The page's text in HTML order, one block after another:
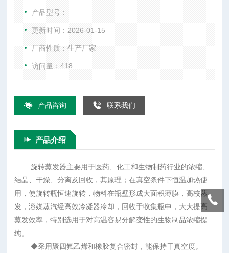
积薄膜，高校蒸发，溶媒蒸汽经高效冷凝器冷却，回收于收集
产品型号：
更新时间：2026-01-15
厂商性质：生产厂家
访问量：418
产品咨询 联系我们
产品介绍
旋转蒸发器主要用于医药、化工和生物制药行业的浓缩、
结晶、干燥、分离及回收，其原理；在真空条件下恒温加热使
用，使旋转瓶恒速旋转，物料在瓶壁形成大面积薄膜，高校蒸
发，溶媒蒸汽经高效冷凝器冷却，回收于收集瓶中，大大提高
蒸发效率，特别选用于对高温容易分解变性的生物制品浓缩提
纯。
◆采用聚四氟乙烯和橡胶复合密封，能保持干真空度。